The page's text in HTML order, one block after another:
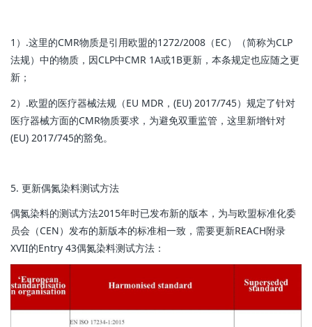
1）.这里的CMR物质是引用欧盟的1272/2008（EC）（简称为CLP
法规）中的物质，因CLP中CMR 1A或1B更新，本条规定也应随之更
新；
2）.欧盟的医疗器械法规（EU MDR，(EU) 2017/745）规定了针对
医疗器械方面的CMR物质要求，为避免双重监管，这里新增针对
(EU) 2017/745的豁免。
5. 更新偶氮染料测试方法
偶氮染料的测试方法2015年时已发布新的版本，为与欧盟标准化委
员会（CEN）发布的新版本的标准相一致，需要更新REACH附录
XVII的Entry 43偶氮染料测试方法：